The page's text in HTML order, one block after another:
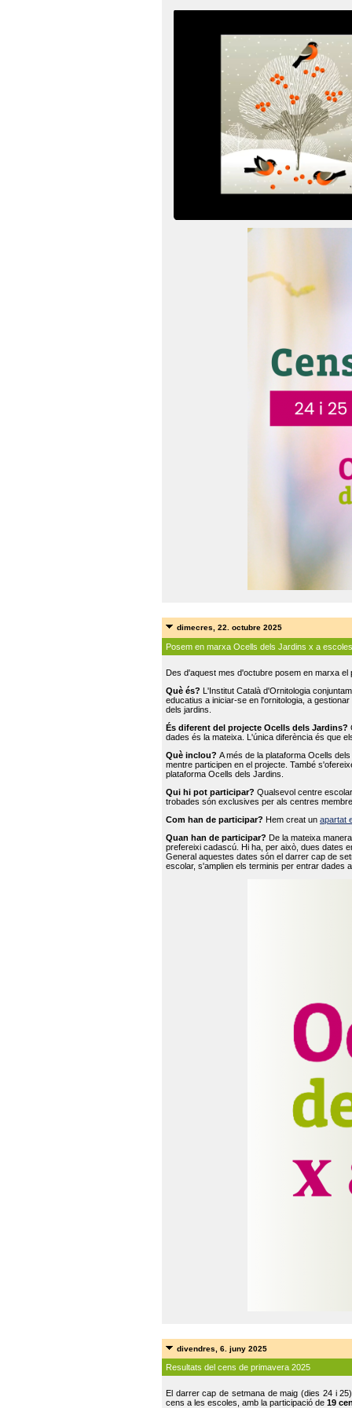
dimecres, 22. octubre 2025
Posem en marxa Ocells dels Jardins x a escoles
Des d'aquest mes d'octubre posem en marxa
Què és? L'Institut Català d'Ornitologia
educatius a iniciar-se en l'ornitologia, a
dels jardins.
És diferent del projecte Ocells dels Jardins?
dades és la mateixa. L'única diferència és que
Què inclou? A més de la plataforma Ocells
mentre participen en el projecte. També
plataforma Ocells dels Jardins.
Qui hi pot participar? Qualsevol centre
trobades són exclusives per als centres
Com han de participar? Hem creat un apartat
Quan han de participar? De la mateixa
prefereixi cadascú. Hi ha, per això, dues dates
General aquestes dates són el darrer cap de
escolar, s'amplien els terminis per entrar dades
divendres, 6. juny 2025
Resultats del cens de primavera 2025
El darrer cap de setmana de maig (dies 24 i
cens a les escoles, amb la participació de 19